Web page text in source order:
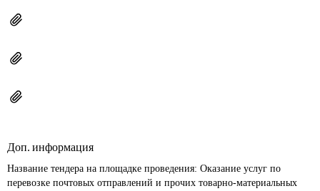
Доп. информация
Название тендера на площадке проведения: Оказание услуг по
перевозке почтовых отправлений и прочих товарно-материальных